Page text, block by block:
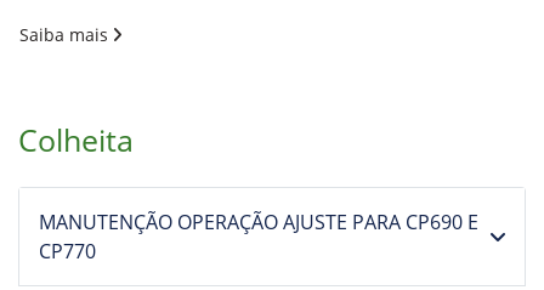
Saiba mais
Colheita
MANUTENÇÃO OPERAÇÃO AJUSTE PARA CP690 E
CP770